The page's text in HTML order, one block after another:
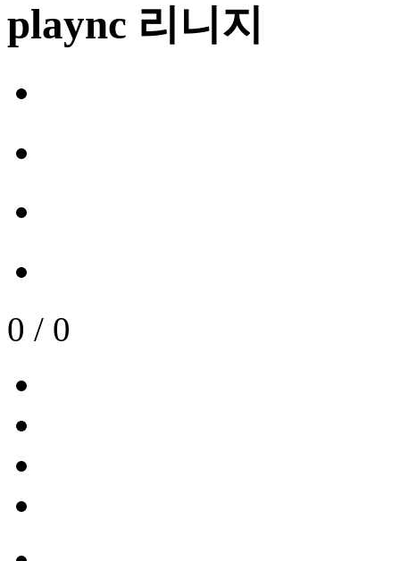
plaync 리니지
0 / 0